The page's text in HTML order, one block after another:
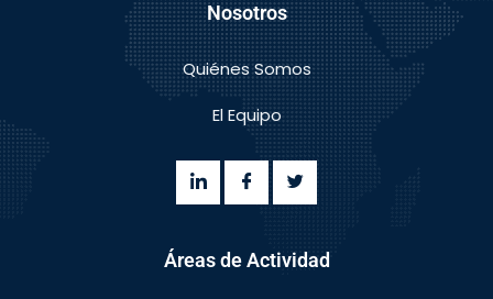
Nosotros
Quiénes Somos
El Equipo
Áreas de Actividad